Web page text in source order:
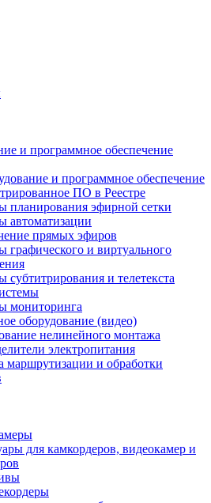
и программное обеспечение
и программное обеспечение
ПО в Реестре
планирования эфирной сетки
автоматизации
прямых эфиров
графического и виртуального
субтитрирования и телетекста
мониторинга
оборудование (видео)
нелинейного монтажа
электропитания
маршрутизации и обработки
для камкордеров, видеокамер и